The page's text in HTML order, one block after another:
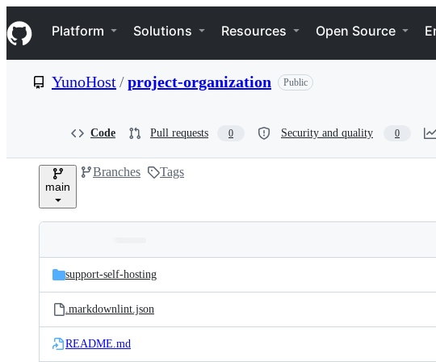
k
i
p
e
Navigation Menu
Platform Solutions Resources Open Source
YunoHost/project-organization Public
Code Pull requests 0 Security and quality 0
main
Branches Tags
and
files
Latest
commit
support-self-hosting
.markdownlint.json
README.md